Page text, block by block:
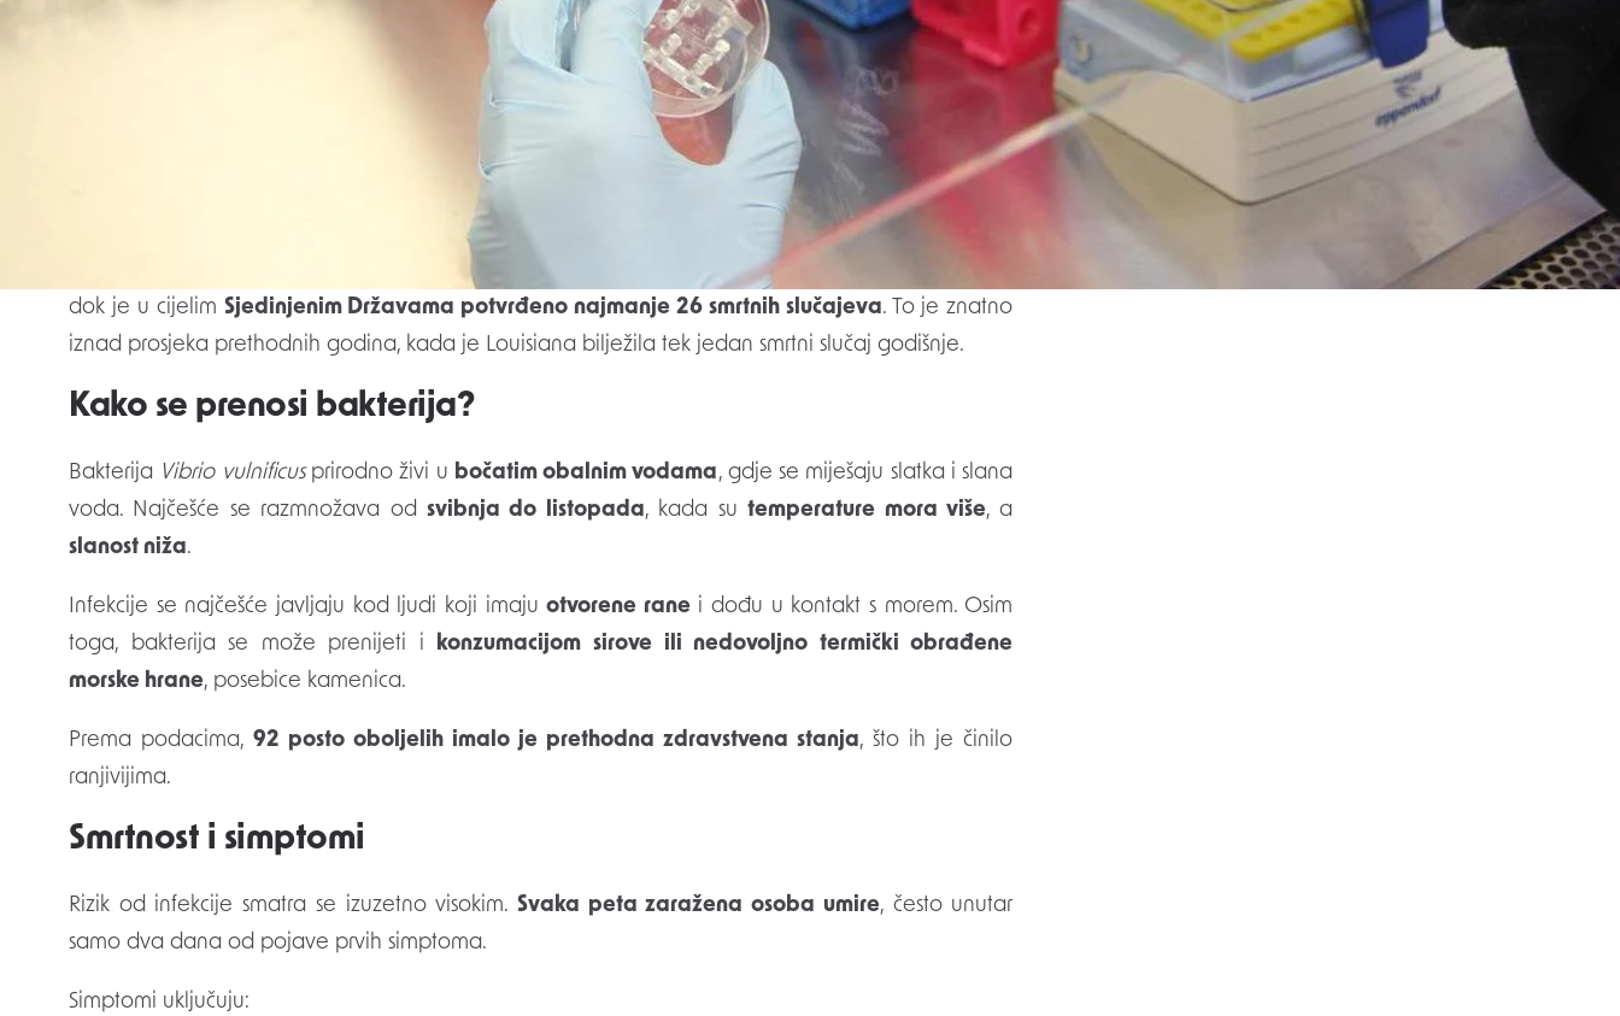
“bakterija koja jede meso”
, bilježi značajan
porast slučajeva infekcija, osobito u toplijim obalnim područjima. Prema izvješću
, ove je godine u toj američkoj saveznoj državi već
dok je u cijelim Sjedinjenim Državama potvrđeno najmanje 26 smrtnih slučajeva. To je znatno
iznad prosjeka prethodnih godina, kada je Louisiana bilježila tek jedan smrtni slučaj godišnje.
Kako se prenosi bakterija?
Bakterija Vibrio vulnificusprirodno živi u bočatim obalnim vodama, gdje se miješaju slatka i slana
voda. Najčešće se razmnožava odsvibnja do listopada, kada sutemperature mora više, a
slanost niža.
Infekcije se najčešće javljaju kod ljudi koji imajuotvorene rane i dođu u kontakt s morem. Osim
toga, bakterija se može prenijeti i konzumacijom sirove ili nedovoljno termički obrađene
morske hrane, posebice kamenica.
Prema podacima,92 posto oboljelih imalo je prethodna zdravstvena stanja, što ih je činilo
ranjivijima.
Smrtnost i simptomi
Rizik od infekcije smatra se izuzetno visokim.Svaka peta zaražena osoba umire, često unutar
samo dva dana od pojave prvih simptoma.
Simptomi uključuju: